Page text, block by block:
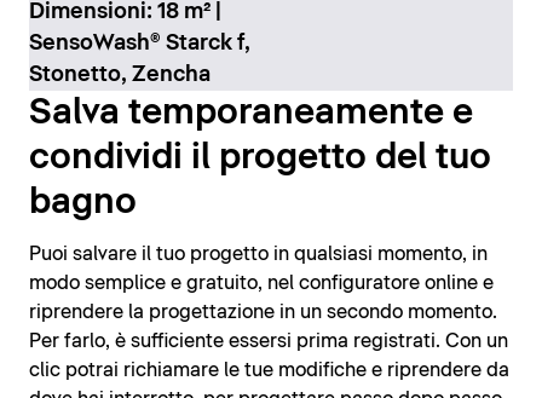
Dimensioni: 18 m² |
SensoWash® Starck f,
Stonetto, Zencha
Salva temporaneamente e
condividi il progetto del tuo
bagno
Puoi salvare il tuo progetto in qualsiasi momento, in
modo semplice e gratuito, nel configuratore online e
riprendere la progettazione in un secondo momento.
Per farlo, è sufficiente essersi prima registrati. Con un
clic potrai richiamare le tue modifiche e riprendere da